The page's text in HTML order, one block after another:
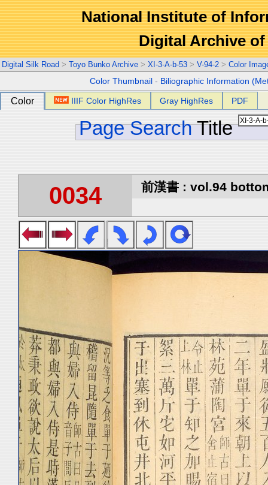
National Institute of
Digital Archive
Digital Silk Road > Toyo Bunko Archive > XI-3-A-b-53 > V-94-2 > Color
Color Thumbnail - Biliographic Information
Color IIIF Color HighRes Gray HighRes PDF
Page Search Title
0034 前漢書 : vol.94